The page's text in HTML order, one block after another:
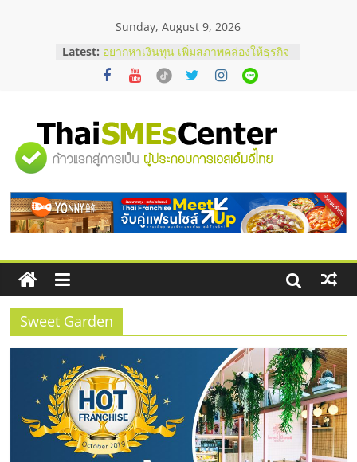
Sunday, August 9, 2026
Latest: อยากหาเงินทุน เพิ่มสภาพคล่องให้ธุรกิจ
เริ่มยังไงให้ผ่านฉลุย
สัมมนาออนไลน์ โอกาสบริหารสถานี
ThaiFranchise Meet Up จับคู่แฟรน
ไชส์ ครั้งที่ 8
ร้านเครื่องเสียงคุณภาพสูง พร้อม
บริษัท Cybersecurity ในไทยที่ไหนดี?
วิธีเลือกผู้ให้บริการให้คุ้มค่าและตอบ
โจทย์ธุรกิจ
"ศูนย์
รวม
ข้อมูล
ธุรกิจ
SME
แห่ง
ประเทศไทย,
Sweet Garden